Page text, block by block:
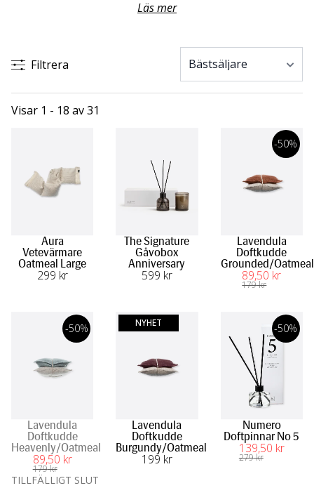
skapar du en mysig stämning i hemmet som även doftar
komplettera ditt badrum med en väldoftande tvål.
Läs mer
Filtrera
Visar 1 - 18 av 31
Aura
Vetevärmare
Oatmeal Large
299 kr
The Signature
Gåvobox
Anniversary
599 kr
Lavendula
Doftkudde
Grounded/Oatmeal
89,50 kr
179 kr
-50%
Lavendula
Doftkudde
Heavenly/Oatmeal
89,50 kr
179 kr
TILLFÄLLIGT SLUT
-50%
Lavendula
Doftkudde
Burgundy/Oatmeal
199 kr
NYHET
Numero
Doftpinnar No 5
139,50 kr
279 kr
-50%